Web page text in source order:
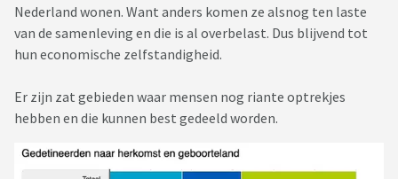
Nederland wonen. Want anders komen ze alsnog ten laste
van de samenleving en die is al overbelast. Dus blijvend tot
hun economische zelfstandigheid.
Er zijn zat gebieden waar mensen nog riante optrekjes
hebben en die kunnen best gedeeld worden.